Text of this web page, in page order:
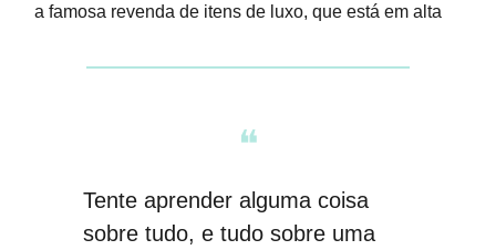
a famosa revenda de itens de luxo, que está em alta
❝
Tente aprender alguma coisa
sobre tudo, e tudo sobre uma